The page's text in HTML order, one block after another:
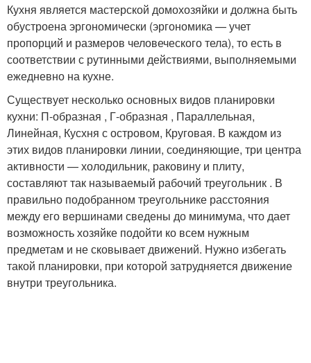
Кухня является мастерской домохозяйки и должна быть
обустроена эргономически (эргономика — учет
пропорций и размеров человеческого тела), то есть в
соответствии с рутинными действиями, выполняемыми
ежедневно на кухне.
Существует несколько основных видов планировки
кухни: П-образная , Г-образная , Параллельная,
Линейная, Кусхня с островом, Круговая. В каждом из
этих видов планировки линии, соединяющие, три центра
активности — холодильник, раковину и плиту,
составляют так называемый рабочий треугольник . В
правильно подобранном треугольнике расстояния
между его вершинами сведены до минимума, что дает
возможность хозяйке подойти ко всем нужным
предметам и не сковывает движений. Нужно избегать
такой планировки, при которой затрудняется движение
внутри треугольника.